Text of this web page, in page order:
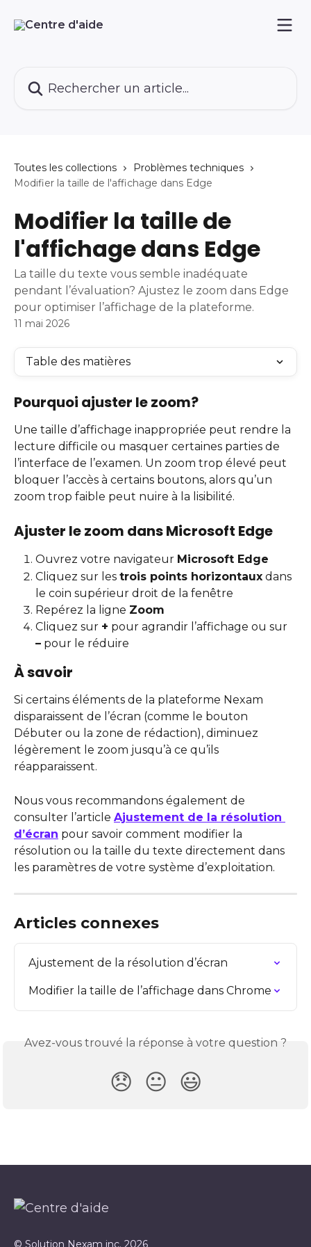
Toutes les collections
Problèmes techniques
Modifier la taille de l'affichage dans Edge
Modifier la taille de
l'affichage dans Edge
La taille du texte vous semble inadéquate
pendant l’évaluation? Ajustez le zoom dans Edge
pour optimiser l’affichage de la plateforme.
11 mai 2026
Table des matières
Pourquoi ajuster le zoom?
Une taille d’affichage inappropriée peut rendre la
lecture difficile ou masquer certaines parties de
l’interface de l’examen. Un zoom trop élevé peut
bloquer l’accès à certains boutons, alors qu’un
zoom trop faible peut nuire à la lisibilité.
Ajuster le zoom dans Microsoft Edge
Ouvrez votre navigateur Microsoft Edge
Cliquez sur les trois points horizontaux dans
le coin supérieur droit de la fenêtre
Repérez la ligne Zoom
Cliquez sur + pour agrandir l’affichage ou sur
– pour le réduire
À savoir
Si certains éléments de la plateforme Nexam
disparaissent de l’écran (comme le bouton
Débuter ou la zone de rédaction), diminuez
légèrement le zoom jusqu’à ce qu’ils
réapparaissent.
Nous vous recommandons également de
consulter l’article Ajustement de la résolution
d’écran pour savoir comment modifier la
résolution ou la taille du texte directement dans
les paramètres de votre système d’exploitation.
Articles connexes
Ajustement de la résolution d’écran
Modifier la taille de l’affichage dans Chrome
Avez-vous trouvé la réponse à votre question ?
😞 😐 😃
© Solution Nexam inc. 2026